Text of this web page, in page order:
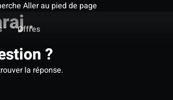
Aller au pied de page
Offres
.
?
la réponse.